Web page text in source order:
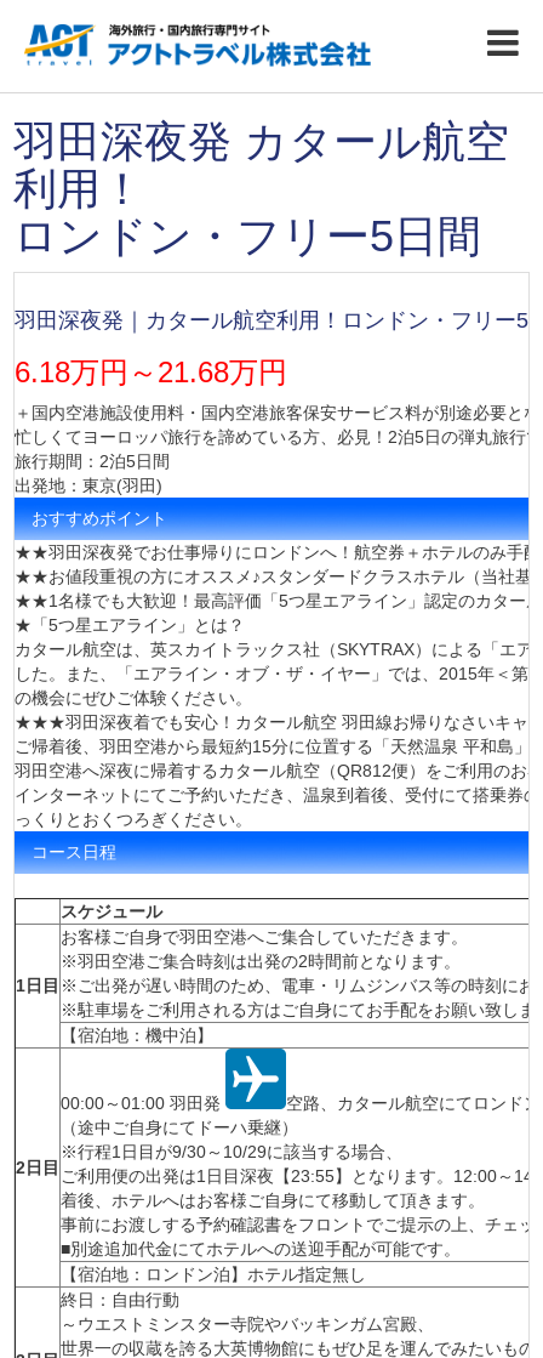
羽田深夜発 カタール航空
利用！
ロンドン・フリー5日間
羽田深夜発｜カタール航空利用！ロンドン・フリー5
6.18万円～21.68万円
＋国内空港施設使用料・国内空港旅客保安サービス料が別途必要と
忙しくてヨーロッパ旅行を諦めている方、必見！2泊5日の弾丸旅行
旅行期間：2泊5日間
出発地：東京(羽田)
おすすめポイント
★★羽田深夜発でお仕事帰りにロンドンへ！航空券＋ホテルのみ手
★★お値段重視の方にオススメ♪スタンダードクラスホテル（当社基
★★1名様でも大歓迎！最高評価「5つ星エアライン」認定のカター
★「5つ星エアライン」とは？
カタール航空は、英スカイトラックス社（SKYTRAX）による「エ
した。また、「エアライン・オブ・ザ・イヤー」では、2015年＜
の機会にぜひご体験ください。
★★★羽田深夜着でも安心！カタール航空 羽田線お帰りなさいキ
ご帰着後、羽田空港から最短約15分に位置する「天然温泉 平和島
羽田空港へ深夜に帰着するカタール航空（QR812便）をご利用のお
インターネットにてご予約いただき、温泉到着後、受付にて搭乗券
っくりとおくつろぎください。
コース日程
スケジュール
1日目
お客様ご自身で羽田空港へご集合していただきます。
※羽田空港ご集合時刻は出発の2時間前となります。
※ご出発が遅い時間のため、電車・リムジンバス等の時刻にお
※駐車場をご利用される方はご自身にてお手配をお願い致しま
【宿泊地：機中泊】
2日目
00:00～01:00 羽田発
空路、カタール航空にてロンド
（途中ご自身にてドーハ乗継）
※行程1日目が9/30～10/29に該当する場合、
ご利用便の出発は1日目深夜【23:55】となります。12:00～
着後、ホテルへはお客様ご自身にて移動して頂きます。
事前にお渡しする予約確認書をフロントでご提示の上、チェ
■別途追加代金にてホテルへの送迎手配が可能です。
【宿泊地：ロンドン泊】ホテル指定無し
終日：自由行動
～ウエストミンスター寺院やバッキンガム宮殿、
世界一の収蔵を誇る大英博物館にもぜひ足を運んでみたいもの